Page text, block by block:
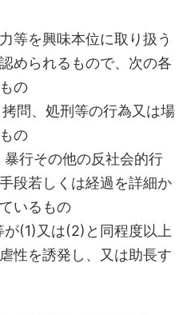
等を興味本位に取り扱う
められるもので、次の各
の
問、処刑等の行為又は場
の
行その他の反社会的行
段若しくは経過を詳細か
いるもの
(1)又は(2)と同程度以上
性を誘発し、又は助長す